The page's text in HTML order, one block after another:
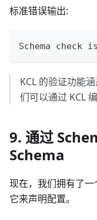
标准错误输出:
Schema
KCL 的验证功能
们可以通过 KCL
9. 通过
Schema
现在，我们拥有了
它来声明配置。